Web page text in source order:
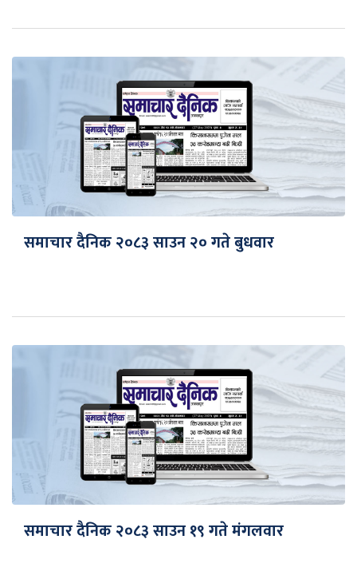
समाचार दैनिक २०८३ साउन २० गते बुधवार
समाचार दैनिक २०८३ साउन १९ गते मंगलवार